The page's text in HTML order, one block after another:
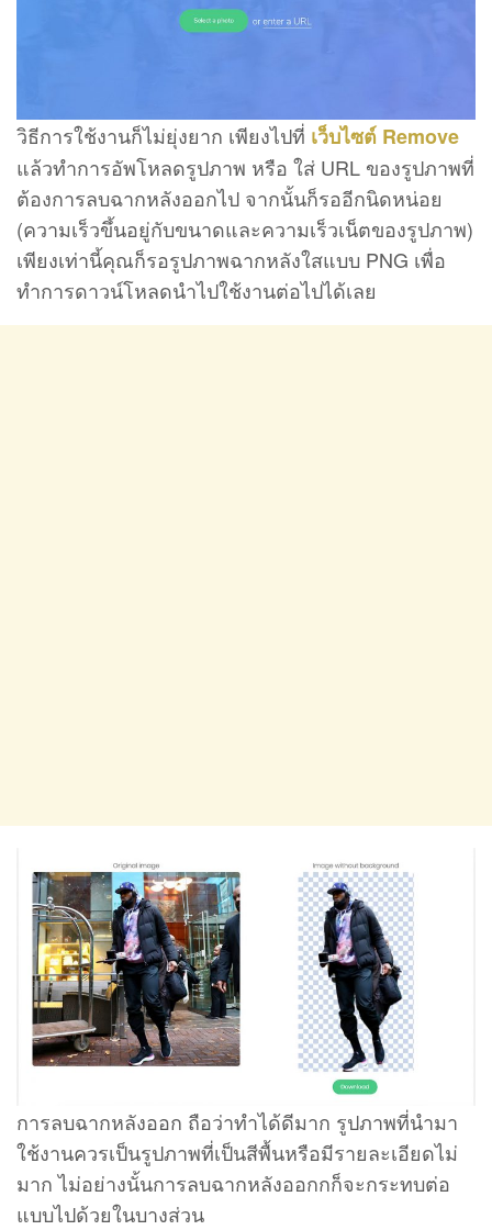
วิธีการใช้งานก็ไม่ยุ่งยาก เพียงไปที่ เว็บไซต์ Remove
แล้วทำการอัพโหลดรูปภาพ หรือ ใส่ URL ของรูปภาพที่
ต้องการลบฉากหลังออกไป จากนั้นก็รออีกนิดหน่อย
(ความเร็วขึ้นอยู่กับขนาดและความเร็วเน็ตของรูปภาพ)
เพียงเท่านี้คุณก็รอรูปภาพฉากหลังใสแบบ PNG เพื่อ
ทำการดาวน์โหลดนำไปใช้งานต่อไปได้เลย
การลบฉากหลังออก ถือว่าทำได้ดีมาก รูปภาพที่นำมา
ใช้งานควรเป็นรูปภาพที่เป็นสีพื้นหรือมีรายละเอียดไม่
มาก ไม่อย่างนั้นการลบฉากหลังออกกก็จะกระทบต่อ
แบบไปด้วยในบางส่วน